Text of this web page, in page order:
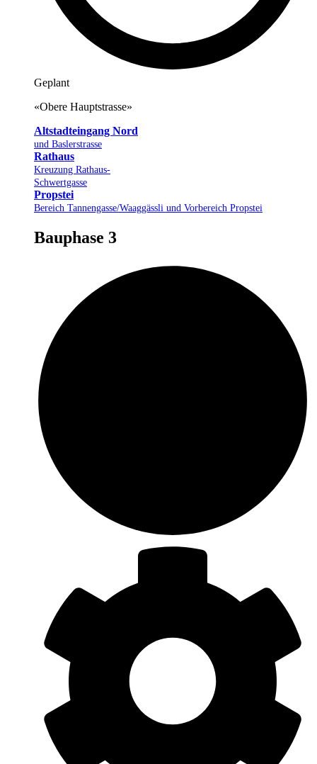
Geplant
«Obere Hauptstrasse»
Altstadteingang Nord
und Baslerstrasse
Rathaus
Kreuzung Rathaus-
Schwertgasse
Propstei
Bereich Tannengasse/Waaggässli und Vorbereich Propstei
Bauphase 3